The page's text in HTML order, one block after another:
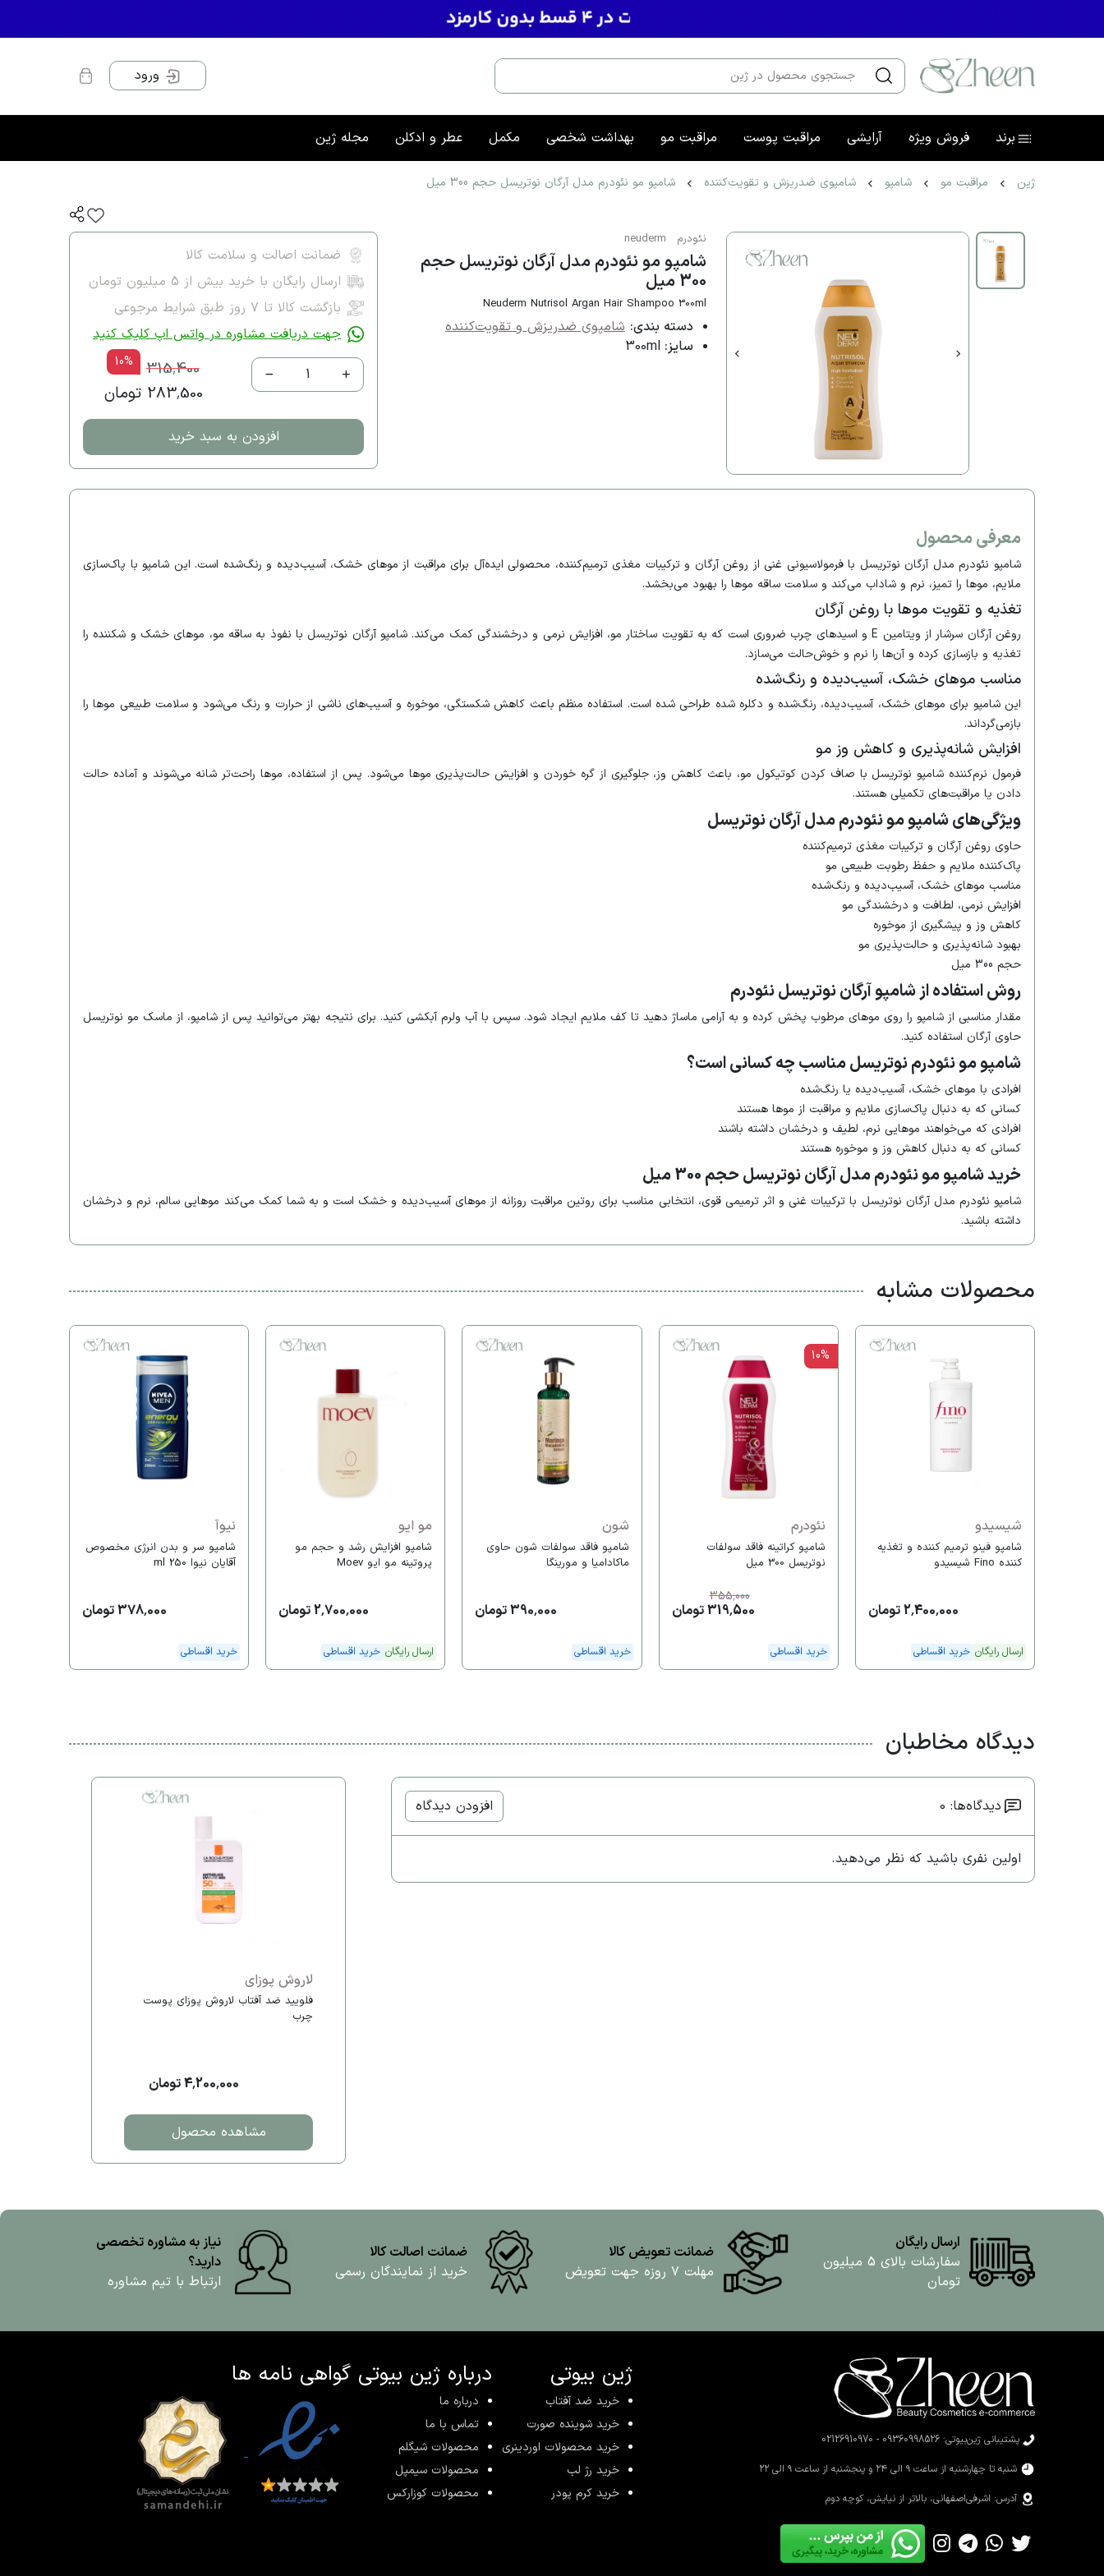
ورود
برند فروش ویژه آرایشی مراقبت پوست مراقبت مو بهداشت شخصی مکمل عطر و ادکلن مجله ژین
ژین مراقبت مو شامپو شامپوی ضدریزش و تقویت‌کننده شامپو مو نئودرم مدل آرگان نوتریسل حجم 300 میل
نئودرم neuderm
شامپو مو نئودرم مدل آرگان نوتریسل حجم
300 میل
Neuderm Nutrisol Argan Hair Shampoo 300ml
دسته بندی: شامپوی ضدریزش و تقویت‌کننده
سایز: 300ml
ضمانت اصالت و سلامت کالا
ارسال رایگان با خرید بیش از 5 میلیون تومان
بازگشت کالا تا ۷ روز طبق شرایط مرجوعی
جهت دریافت مشاوره در واتس اپ کلیک کنید
1
315,400
10%
283,500 تومان
افزودن به سبد خرید
معرفی محصول
شامپو نئودرم مدل آرگان نوتریسل با فرمولاسیونی غنی از روغن آرگان و ترکیبات مغذی ترمیم‌کننده، محصولی ایده‌آل برای مراقبت از موهای خشک، آسیب‌دیده و رنگ‌شده است. این شامپو با پاک‌سازی
ملایم، موها را تمیز، نرم و شاداب می‌کند و سلامت ساقه موها را بهبود می‌بخشد.
تغذیه و تقویت موها با روغن آرگان
روغن آرگان سرشار از ویتامین E و اسیدهای چرب ضروری است که به تقویت ساختار مو، افزایش نرمی و درخشندگی کمک می‌کند. شامپو آرگان نوتریسل با نفوذ به ساقه مو، موهای خشک و شکننده را
تغذیه و بازسازی کرده و آن‌ها را نرم و خوش‌حالت می‌سازد.
مناسب موهای خشک، آسیب‌دیده و رنگ‌شده
این شامپو برای موهای خشک، آسیب‌دیده، رنگ‌شده و دکلره شده طراحی شده است. استفاده منظم باعث کاهش شکستگی، موخوره و آسیب‌های ناشی از حرارت و رنگ می‌شود و سلامت طبیعی موها را
بازمی‌گرداند.
افزایش شانه‌پذیری و کاهش وز مو
فرمول نرم‌کننده شامپو نوتریسل با صاف کردن کوتیکول مو، باعث کاهش وز، جلوگیری از گره خوردن و افزایش حالت‌پذیری موها می‌شود. پس از استفاده، موها راحت‌تر شانه می‌شوند و آماده حالت
دادن یا مراقبت‌های تکمیلی هستند.
ویژگی‌های شامپو مو نئودرم مدل آرگان نوتریسل
حاوی روغن آرگان و ترکیبات مغذی ترمیم‌کننده
پاک‌کننده ملایم و حفظ رطوبت طبیعی مو
مناسب موهای خشک، آسیب‌دیده و رنگ‌شده
افزایش نرمی، لطافت و درخشندگی مو
کاهش وز و پیشگیری از موخوره
بهبود شانه‌پذیری و حالت‌پذیری مو
حجم 300 میل
روش استفاده از شامپو آرگان نوتریسل نئودرم
مقدار مناسبی از شامپو را روی موهای مرطوب پخش کرده و به آرامی ماساژ دهید تا کف ملایم ایجاد شود. سپس با آب ولرم آبکشی کنید. برای نتیجه بهتر می‌توانید پس از شامپو، از ماسک مو نوتریسل
حاوی آرگان استفاده کنید.
شامپو مو نئودرم نوتریسل مناسب چه کسانی است؟
افرادی با موهای خشک، آسیب‌دیده یا رنگ‌شده
کسانی که به دنبال پاک‌سازی ملایم و مراقبت از موها هستند
افرادی که می‌خواهند موهایی نرم، لطیف و درخشان داشته باشند
کسانی که به دنبال کاهش وز و موخوره هستند
خرید شامپو مو نئودرم مدل آرگان نوتریسل حجم 300 میل
شامپو نئودرم مدل آرگان نوتریسل با ترکیبات غنی و اثر ترمیمی قوی، انتخابی مناسب برای روتین مراقبت روزانه از موهای آسیب‌دیده و خشک است و به شما کمک می‌کند موهایی سالم، نرم و درخشان
داشته باشید.
محصولات مشابه
شیسیدو
شامپو فینو ترمیم کننده و تغذیه
کننده Fino شیسیدو
2,400,000 تومان
ارسال رایگان خرید اقساطی
10%
نئودرم
شامپو کراتینه فاقد سولفات
نوتریسل 300 میل
355,000
319,500 تومان
خرید اقساطی
شون
شامپو فاقد سولفات شون حاوی
ماکادامیا و مورینگا
390,000 تومان
خرید اقساطی
مو ایو
شامپو افزایش رشد و حجم مو
پروتینه مو ایو Moev
2,700,000 تومان
ارسال رایگان خرید اقساطی
نیوآ
شامپو سر و بدن انرژی مخصوص
آقایان نیوا 250 ml
378,000 تومان
خرید اقساطی
دیدگاه مخاطبان
دیدگاه‌ها: 0 افزودن دیدگاه
اولین نفری باشید که نظر می‌دهید.
لاروش پوزای
فلویید ضد آفتاب لاروش پوزای پوست
چرب
4,200,000 تومان
مشاهده محصول
ارسال رایگان
سفارشات بالای 5 میلیون
تومان
ضمانت تعویض کالا
مهلت ۷ روزه جهت تعویض
ضمانت اصالت کالا
خرید از نمایندگان رسمی
نیاز به مشاوره تخصصی
دارید؟
ارتباط با تیم مشاوره
ژین بیوتی
خرید ضد آفتاب
خرید شوینده صورت
خرید محصولات اوردینری
خرید رژ لب
خرید کرم پودر
درباره ژین بیوتی
درباره ما
تماس با ما
محصولات شیگلم
محصولات سیمپل
محصولات کوزارکس
گواهی نامه ها
پشتیبانی ژین‌بیوتی: 09360998526 - 02126910970
شنبه تا چهارشنبه از ساعت ۹ الی ۲۴ و پنجشنبه از ساعت ۹ الی ۲۲
آدرس: اشرفی‌اصفهانی، بالاتر از نیایش، کوچه دوم